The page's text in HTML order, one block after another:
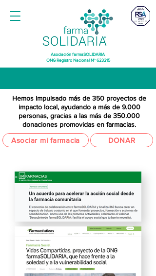
Asociación farmaSOLIDARIA
ONG Registro Nacional Nº 623215
Asociar mi farmacia
Hemos impulsado más de 350 proyectos de
impacto local, ayudando a más de 9.000
personas, gracias a las más de 350.000
donaciones promovidas en farmacias.
DONAR